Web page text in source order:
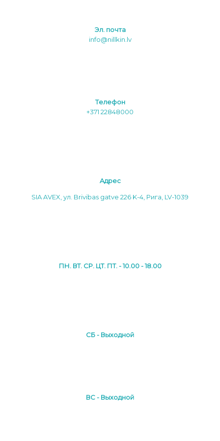
Эл. почта
info@nillkin.lv
Tелефон
+371 22848000
Aдреc
SIA AVEX, ул. Brivibas gatve 226 K-4, Рига, LV-1039
ПН. ВТ. СР. ЦТ. ПТ. - 10.00 - 18.00
СБ - Выходной
ВС - Выходной